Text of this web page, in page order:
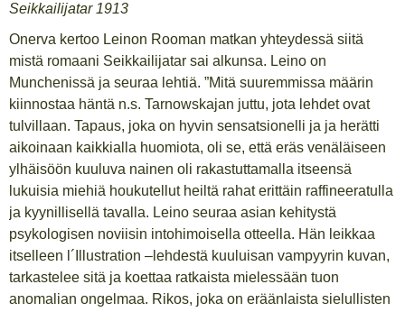
Seikkailijatar 1913
Onerva kertoo Leinon Rooman matkan yhteydessä siitä
mistä romaani Seikkailijatar sai alkunsa. Leino on
Munchenissä ja seuraa lehtiä. ”Mitä suuremmissa määrin
kiinnostaa häntä n.s. Tarnowskajan juttu, jota lehdet ovat
tulvillaan. Tapaus, joka on hyvin sensatsionelli ja ja herätti
aikoinaan kaikkialla huomiota, oli se, että eräs venäläiseen
ylhäisöön kuuluva nainen oli rakastuttamalla itseensä
lukuisia miehiä houkutellut heiltä rahat erittäin raffineeratulla
ja kyynillisellä tavalla. Leino seuraa asian kehitystä
psykologisen noviisin intohimoisella otteella. Hän leikkaa
itselleen l´Illustration –lehdestä kuuluisan vampyyrin kuvan,
tarkastelee sitä ja koettaa ratkaista mielessään tuon
anomalian ongelmaa. Rikos, joka on eräänlaista sielullisten